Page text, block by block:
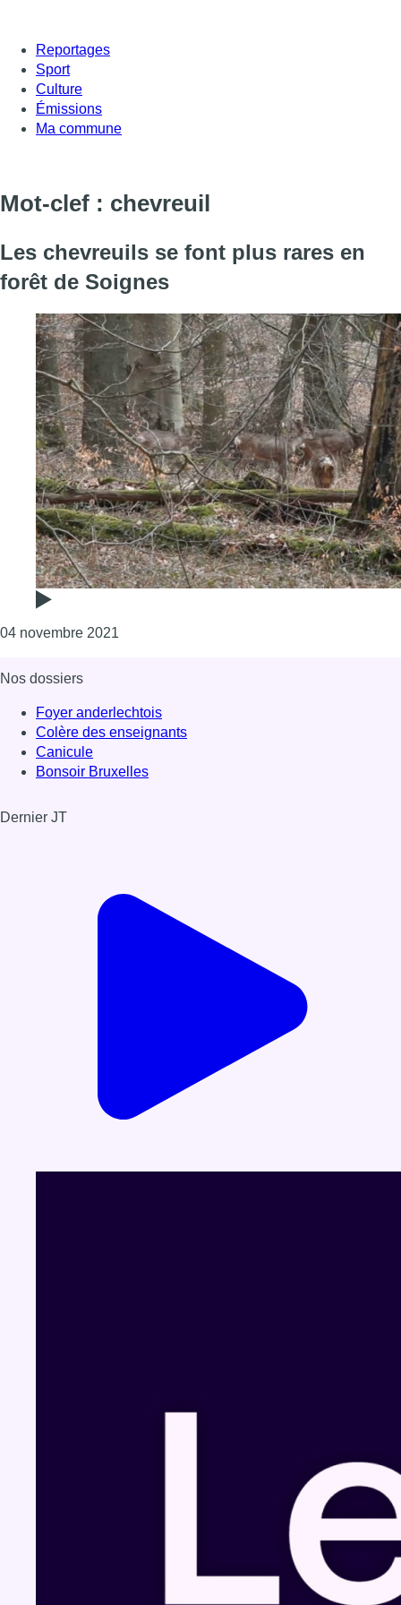
Reportages
Sport
Culture
Émissions
Ma commune
Mot-clef : chevreuil
Les chevreuils se font plus rares en
forêt de Soignes
04 novembre 2021
Nos dossiers
Foyer anderlechtois
Colère des enseignants
Canicule
Bonsoir Bruxelles
Dernier JT